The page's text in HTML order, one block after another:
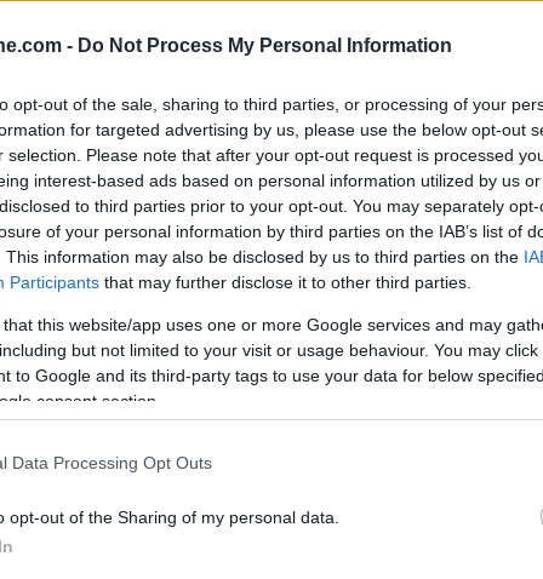
- Do Not Process My Personal Information
opt-out of the sale, sharing to third parties, or processing of your
for targeted advertising by us, please use the below opt-out
selection. Please note that after your opt-out request is processed
interest-based ads based on personal information utilized by us
to third parties prior to your opt-out. You may separately
of your personal information by third parties on the IAB’s list of
This information may also be disclosed by us to third parties on the
Participants that may further disclose it to other third parties.
that this website/app uses one or more Google services and may
but not limited to your visit or usage behaviour. You may
to Google and its third-party tags to use your data for below
consent section.
Data Processing Opt Outs
opt-out of the Sharing of my personal data.
e l’efficacia della struttura di squadra che lo
con atleti intenzionati a giocarsi le posizioni
posizione Matteo Jacopo Gualtieridella
basso del podio è andato aTommaso Belanidella
si è piazzatoSimone MarconidelVelo Club
brianzola di Maurizio Canzi ha infilato
segnale di una collettiva solida e presente.
gruppo è arrivato compatto agli ultimi metri, dove
la differenza.
rivali e neutralizzando gli attacchi nell’ultimo
i cambi di ritmo. Questo tipo di arrivo mette